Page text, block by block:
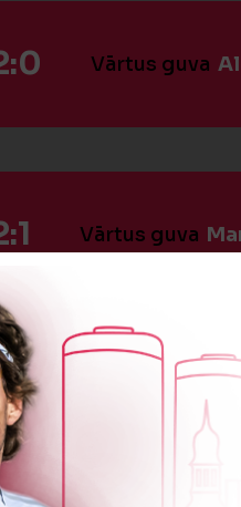
Vārtus guva
Vārtus guva